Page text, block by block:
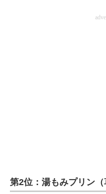
第2位：湯もみプリン（